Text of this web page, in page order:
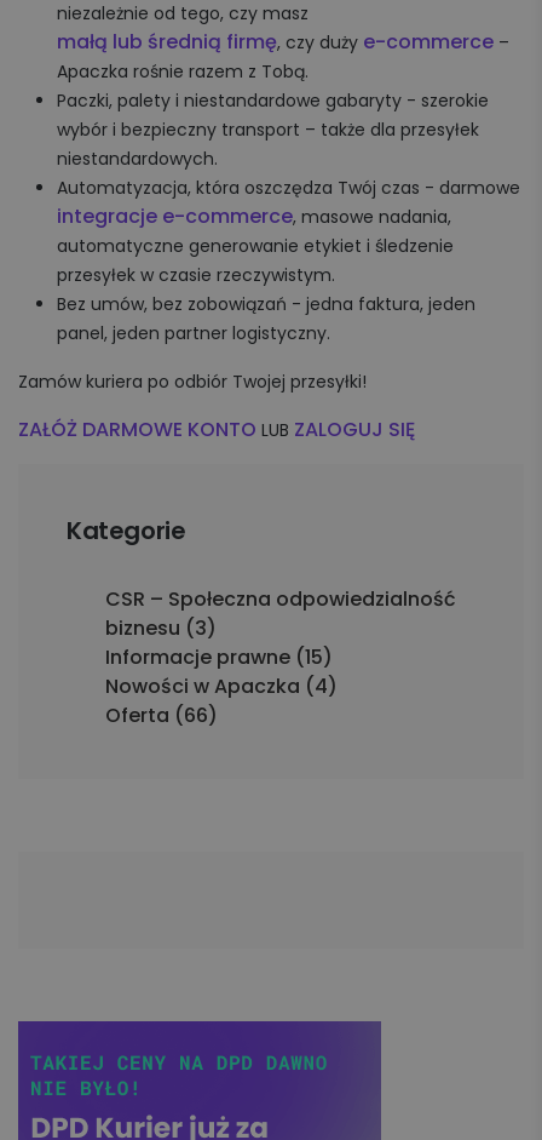
niezależnie od tego, czy masz
małą lub średnią firmę, czy duży e-commerce –
Apaczka rośnie razem z Tobą.
Paczki, palety i niestandardowe gabaryty - szerokie
wybór i bezpieczny transport – także dla przesyłek
niestandardowych.
Automatyzacja, która oszczędza Twój czas - darmowe
integracje e-commerce, masowe nadania,
automatyczne generowanie etykiet i śledzenie
przesyłek w czasie rzeczywistym.
Bez umów, bez zobowiązań - jedna faktura, jeden
panel, jeden partner logistyczny.
Zamów kuriera po odbiór Twojej przesyłki!
ZAŁÓŻ DARMOWE KONTO LUB ZALOGUJ SIĘ
Kategorie
CSR – Społeczna odpowiedzialność
biznesu (3)
Informacje prawne (15)
Nowości w Apaczka (4)
Oferta (66)